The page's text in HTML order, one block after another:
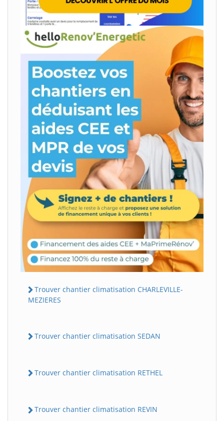
Trouver chantier climatisation CHARLEVILLE-
MEZIERES
Trouver chantier climatisation SEDAN
Trouver chantier climatisation RETHEL
Trouver chantier climatisation REVIN